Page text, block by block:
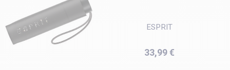
ESPRIT
Prix
33,99 €